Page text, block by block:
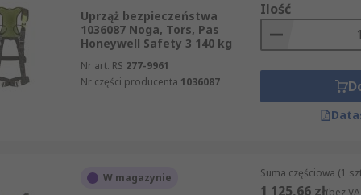
która znajduje się co najmniej dwa metry nad
Uprząż bezpieczeństwa
1036087 Noga, Tors, Pas
Honeywell Safety 3 140 kg
Nr art. RS 277-9961
Nr części producenta 1036087
Ilość
W magazynie Suma częściowa (1
1 125,66 zł(bez